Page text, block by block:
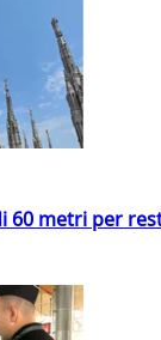
60 metri per